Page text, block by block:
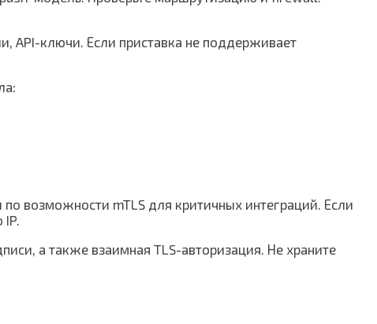
API-ключи. Если приставка не поддерживает
по возможности mTLS для критичных интеграций. Если
а также взаимная TLS-авторизация. Не храните